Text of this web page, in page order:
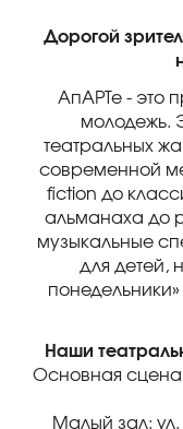
Дорогой
АпАРТе - это
молодежь.
театральных
современной
fiction до
альманаха до
музыкальные
для детей,
Наши
Основная
Малый зал: